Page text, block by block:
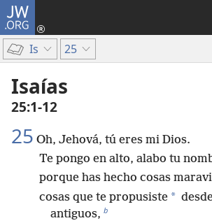
JW.ORG
Is 25
Isaías
25:1-12
25 Oh, Jehová, tú eres mi Dios.
Te pongo en alto, alabo tu
porque has hecho cosas
cosas que te propusiste *
antiguos, b